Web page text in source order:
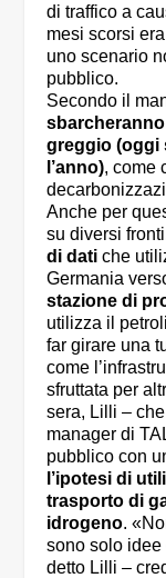
di traffico a
mesi scorsi
uno scenario
pubblico.
Secondo il
greggio (oggi
l’anno), come
Anche per
su diversi
di dati che
Germania
stazione di
utilizza il
far girare una
come
sfruttata per
sera, Lilli –
manager di
pubblico con
l’ipotesi di
trasporto di
idrogeno.
sono solo idee
detto Lilli –